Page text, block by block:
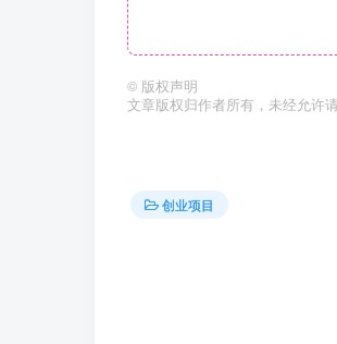
© 版权声明
文章版权归作者所有，未经允许请
创业项目